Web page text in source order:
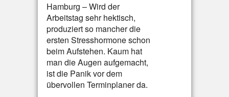
Hamburg – Wird der
Arbeitstag sehr hektisch,
produziert so mancher die
ersten Stresshormone schon
beim Aufstehen. Kaum hat
man die Augen aufgemacht,
ist die Panik vor dem
übervollen Terminplaner da.